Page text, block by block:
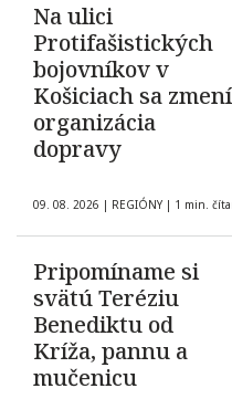
Na ulici
Protifašistických
bojovníkov v
Košiciach sa zmení
organizácia
dopravy
09. 08. 2026 | REGIÓNY | 1 min.
Pripomíname si
svätú Teréziu
Benediktu od
Kríža, pannu a
mučenicu